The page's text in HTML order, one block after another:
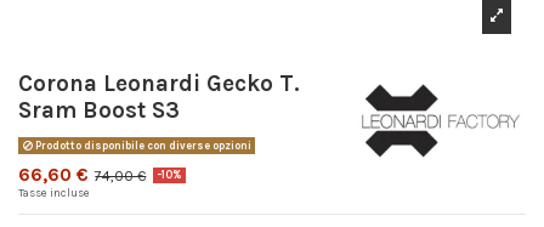
Corona Leonardi Gecko T.
Sram Boost S3
Prodotto disponibile con diverse opzioni
66,60 € 74,00 € -10%
Tasse incluse